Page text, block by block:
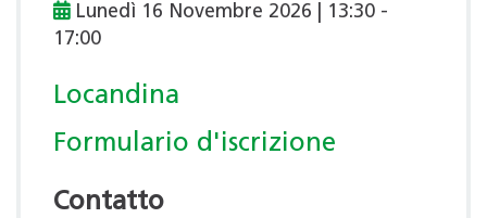
Lunedì 16 Novembre 2026 | 13:30 -
17:00
Locandina
Formulario d'iscrizione
Contatto